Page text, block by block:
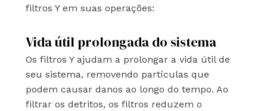
filtros Y em suas operações:
Vida útil prolongada do sistema
Os filtros Y ajudam a prolongar a vida útil de
seu sistema, removendo partículas que
podem causar danos ao longo do tempo. Ao
filtrar os detritos, os filtros reduzem o